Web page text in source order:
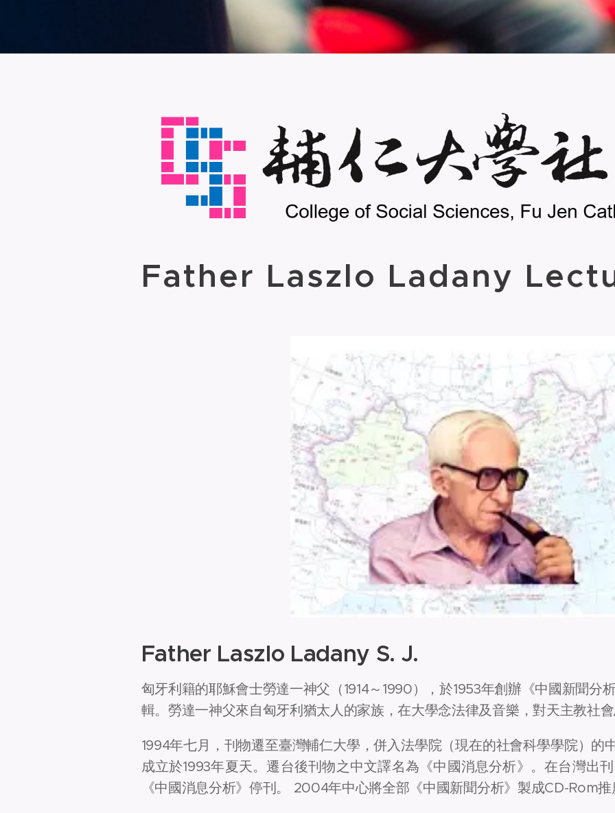
Father Laszlo Ladany
Father Laszlo Ladany S. J.
匈牙利籍的耶穌會士勞達一神父（1914～1990），於1953年創辦《中國新聞分
輯。勞達一神父來自匈牙利猶太人的家族，在大學念法律及音樂，對天主教社
1994年七月，刊物遷至臺灣輔仁大學，併入法學院（現在的社會科學學院）的
成立於1993年夏天。遷台後刊物之中文譯名為《中國消息分析》。在台灣出
《中國消息分析》停刊。 2004年中心將全部《中國新聞分析》製成CD-Rom推